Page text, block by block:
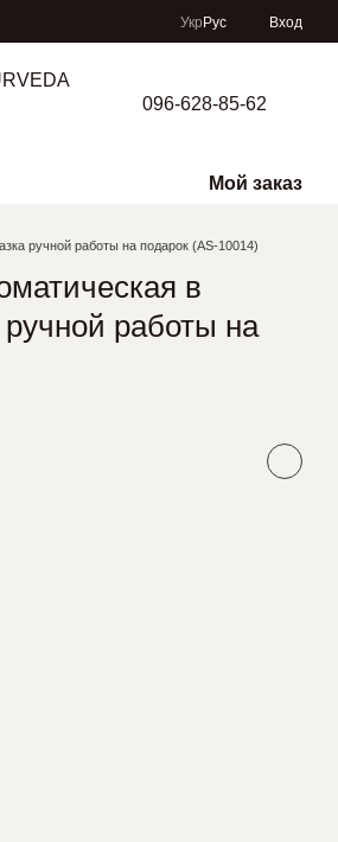
Укр Рус Вход
096-628-85-62
Мой заказ
ручной работы на подарок (AS-10014)
в
работы на